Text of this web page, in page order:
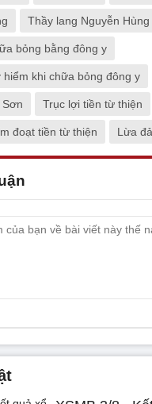
Thầy lang Nguyễn Hùng
bỏng bằng đông y
hiểm khi chữa bỏng đông y
Sơn Trục lợi tiền từ thiện
đoạt tiền từ thiện Lừa